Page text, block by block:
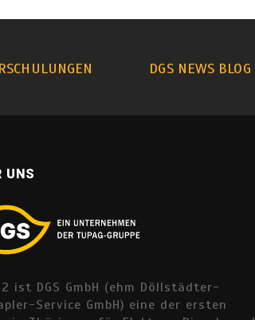
DGS NEWS BLOG
UNS
ist DGS GmbH (ehm Döllstädter-
Service GmbH) eine der ersten